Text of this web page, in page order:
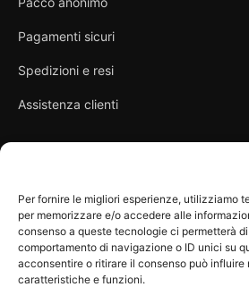
Per fornire le migliori esperienze, utilizziamo
per memorizzare e/o accedere alle
consenso a queste tecnologie ci permetterà
comportamento di navigazione o ID unici su
acconsentire o ritirare il consenso può
caratteristiche e funzioni.
Pagamenti sicuri
Spedizioni e resi
Assistenza clienti
Privacy Policy
Condizioni di vendita